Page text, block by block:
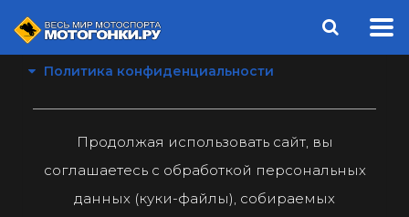
Политика конфиденциальности
Продолжая использовать сайт, вы
соглашаетесь с обработкой персональных
данных (куки-файлы), собираемых